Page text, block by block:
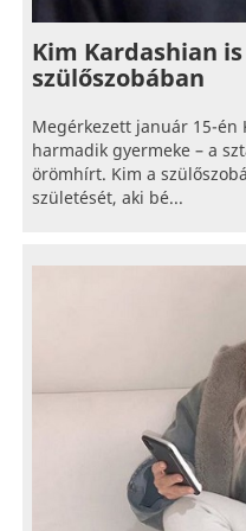
Kim Kardashian
szülőszobában
Megérkezett január 15-én
harmadik gyermeke – a
örömhírt. Kim a
születését, aki bé...